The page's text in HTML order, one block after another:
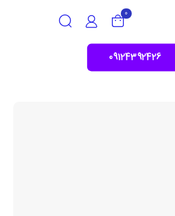
0
09124392426